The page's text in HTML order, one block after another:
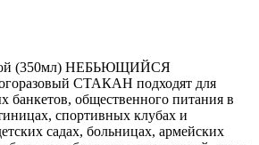
(350мл) НЕБЬЮЩИЙСЯ
СТАКАН подходят для
банкетов, общественного питания в
спортивных клубах и
садах, больницах, армейских